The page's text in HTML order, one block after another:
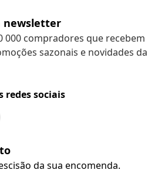
newsletter
000 compradores que recebem
sazonais e novidades da
redes sociais
da sua encomenda.